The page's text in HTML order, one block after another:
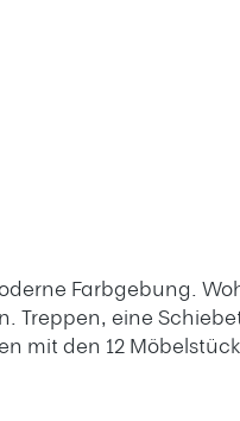
Farbgebung.
Treppen, eine
mit den 12